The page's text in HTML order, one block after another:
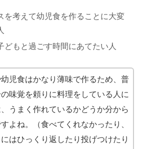
を考えて幼児食を作ることに大変
どもと過ごす時間にあてたい人
児食はかなり薄味で作るため、普
味覚を頼りに料理をしている人に
うまく作れているかどうか分から
よね。（食べてくれなかったり、
はひっくり返したり投げつけたり